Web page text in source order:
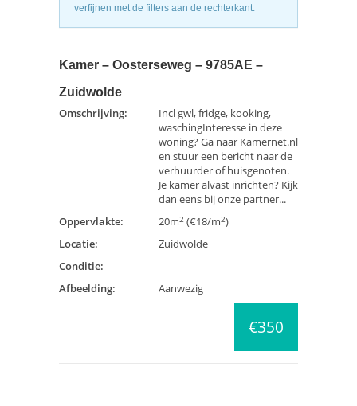
verfijnen met de filters aan de rechterkant.
Kamer – Oosterseweg – 9785AE –
Zuidwolde
Omschrijving:
Incl gwl, fridge, kooking,
waschingInteresse in deze
woning? Ga naar Kamernet.nl
en stuur een bericht naar de
verhuurder of huisgenoten.
Je kamer alvast inrichten? Kijk
dan eens bij onze partner...
Oppervlakte:
20m2 (€18/m2)
Locatie:
Zuidwolde
Conditie:
Afbeelding:
Aanwezig
€350